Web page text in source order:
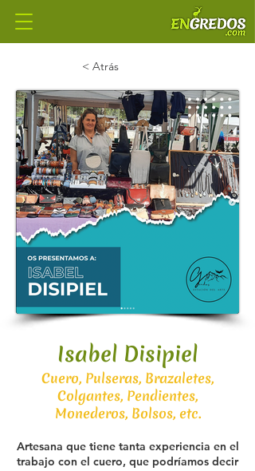
< Atrás
Isabel Disipiel
Cuero, Pulseras, Brazaletes,
Colgantes, Pendientes,
Monederos, Bolsos, etc.
Artesana que tiene tanta experiencia en el
trabajo con el cuero, que podríamos decir